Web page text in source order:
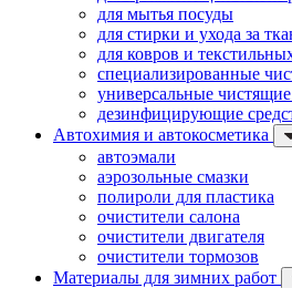
для мытья посуды
для стирки и ухода за
для ковров и
специализированные
универсальные чистящие
дезинфицирующие
Автохимия и автокосметика
автоэмали
аэрозольные смазки
полироли для пластика
очистители салона
очистители двигателя
очистители тормозов
Материалы для зимних работ